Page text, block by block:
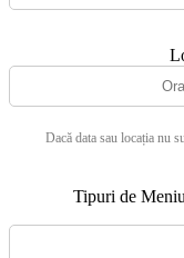
Dacă data sau locația nu
Tipuri de